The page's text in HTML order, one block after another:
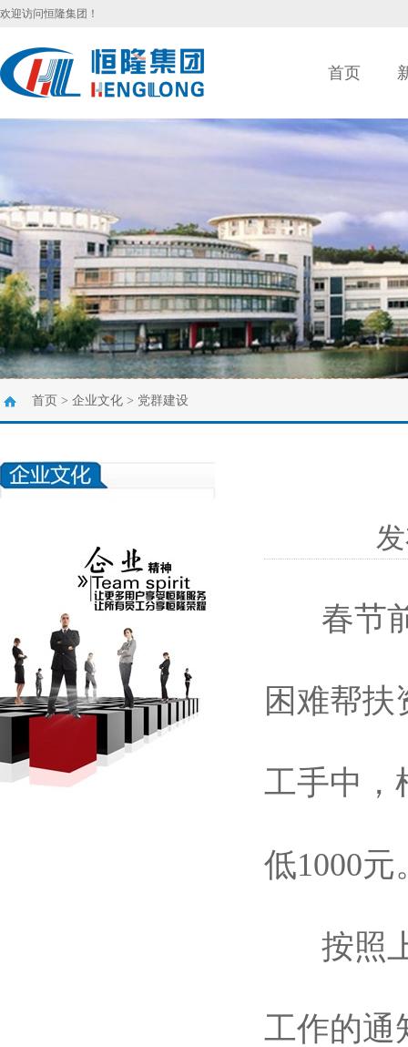
欢迎访问恒隆集团！
首页
首页 > 企业文化 > 党群建设
春节前
困难帮扶
工手中，
低1000元
按照上
工作的通